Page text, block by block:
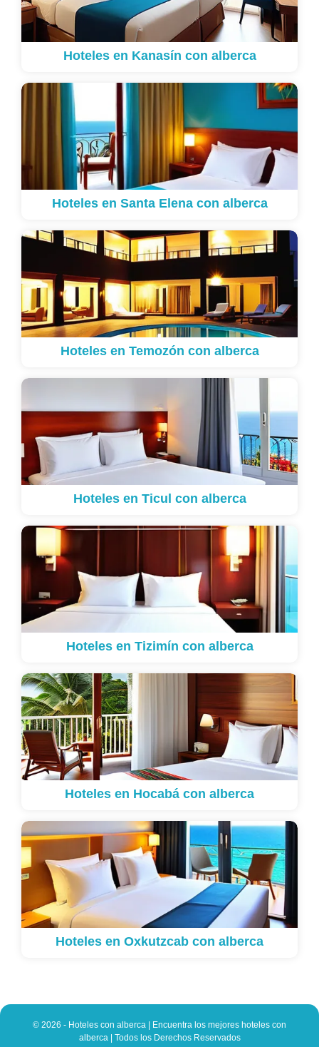
Hoteles en Kanasín con alberca
Hoteles en Santa Elena con alberca
Hoteles en Temozón con alberca
Hoteles en Ticul con alberca
Hoteles en Tizimín con alberca
Hoteles en Hocabá con alberca
Hoteles en Oxkutzcab con alberca
© 2026 - Hoteles con alberca | Encuentra los mejores hoteles con
alberca | Todos los Derechos Reservados